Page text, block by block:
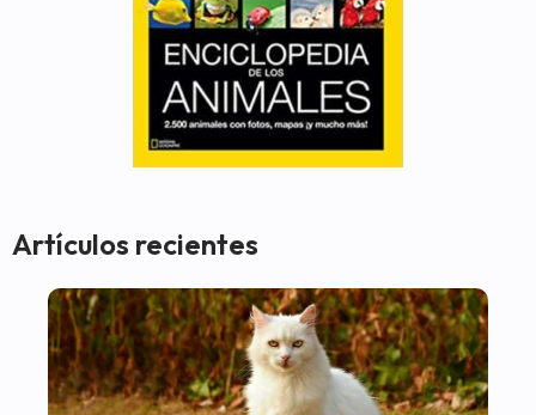
Artículos recientes